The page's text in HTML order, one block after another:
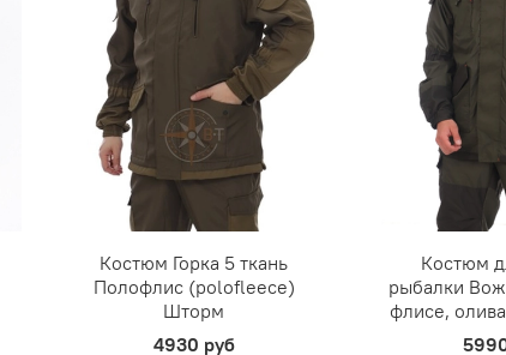
Костюм Горка 5 ткань
Полофлис (polofleece)
Шторм
4930 руб
Костюм
рыбалки
флисе,